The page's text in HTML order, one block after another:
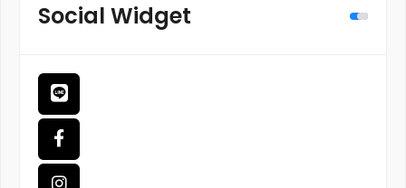
Social Widget